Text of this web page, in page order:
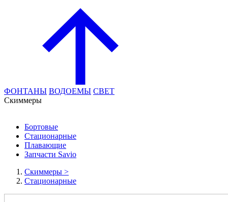
ФОНТАНЫ ВОДОЕМЫ СВЕТ
Cкиммеры
Бортовые
Стационарные
Плавающие
Запчасти Savio
Cкиммеры >
Стационарные